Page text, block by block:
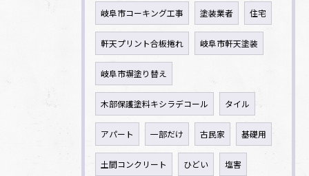
岐阜市コーキング工事 塗装業者 住宅
軒天プリント合板捲れ 岐阜市軒天塗装
岐阜市塀塗り替え
木部保護塗料キシラデコール タイル
アパート 一部だけ 古民家 基礎用
土間コンクリート ひどい 塩害